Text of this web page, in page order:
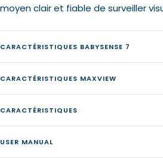
moyen clair et fiable de surveiller
CARACTÉRISTIQUES BABYSENSE 7
CARACTÉRISTIQUES MAXVIEW
CARACTÉRISTIQUES
USER MANUAL